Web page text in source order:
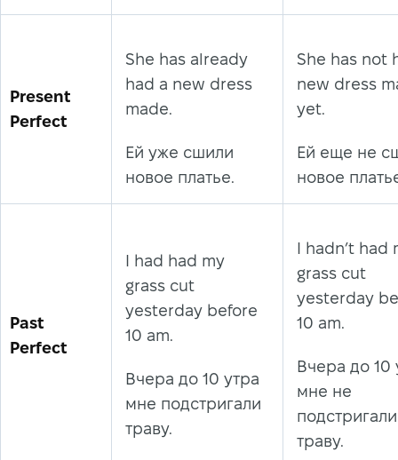
Present
Perfect
She has already
had a new dress
made.
Ей уже сшили
новое платье.
She has not
new dress
yet.
Ей еще не
новое
Past
Perfect
I had had my
grass cut
yesterday before
10 am.
Вчера до 10 утра
мне подстригали
траву.
I hadn’t had
grass cut
yesterday
10 am.
Вчера до 10
мне не
подстригали
траву.